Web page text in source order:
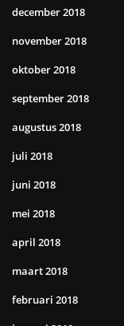
december 2018
november 2018
oktober 2018
september 2018
augustus 2018
juli 2018
juni 2018
mei 2018
april 2018
maart 2018
februari 2018